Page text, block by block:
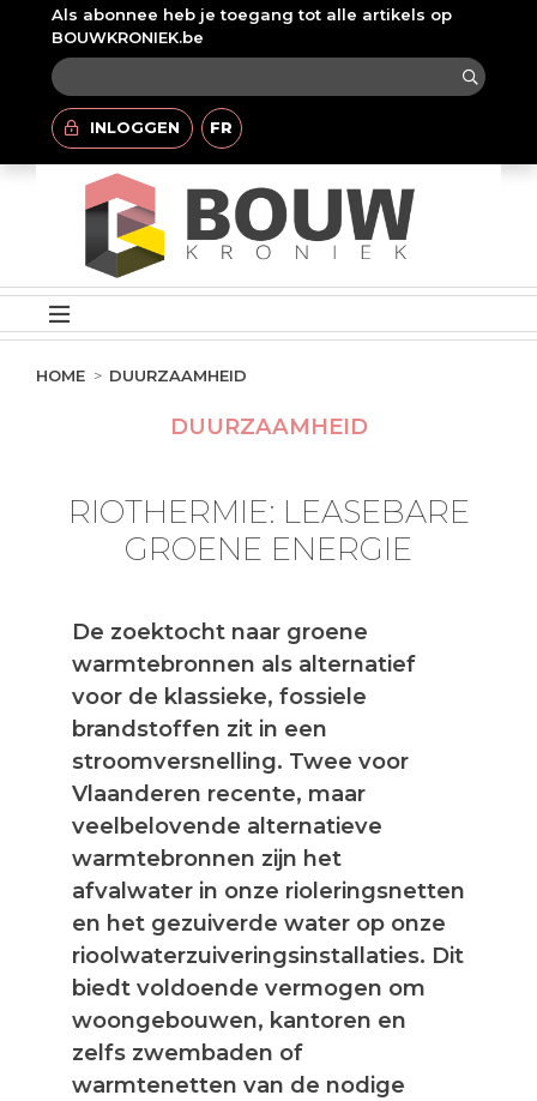
Als abonnee heb je toegang tot alle artikels op
BOUWKRONIEK.be
INLOGGEN FR
HOME DUURZAAMHEID
DUURZAAMHEID
RIOTHERMIE: LEASEBARE
GROENE ENERGIE
De zoektocht naar groene
warmtebronnen als alternatief
voor de klassieke, fossiele
brandstoffen zit in een
stroomversnelling. Twee voor
Vlaanderen recente, maar
veelbelovende alternatieve
warmtebronnen zijn het
afvalwater in onze rioleringsnetten
en het gezuiverde water op onze
rioolwaterzuiveringsinstallaties. Dit
biedt voldoende vermogen om
woongebouwen, kantoren en
zelfs zwembaden of
warmtenetten van de nodige